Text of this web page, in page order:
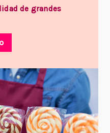
de grandes